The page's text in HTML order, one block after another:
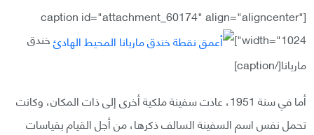
[caption id="attachment_60174" align="aligncenter"
width="1024"]
خندق
ماريانا[/caption]
أما في سنة 1951، عادت سفينة ملكية أخرى إلى ذات المكان، وكانت
تحمل نفس اسم السفينة السالف ذكرها، من أجل القيام بقياسات